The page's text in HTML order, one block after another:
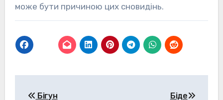
може бути причиною цих сновидінь.
Бігун Біде